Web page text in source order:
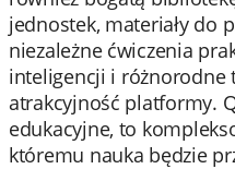
jednostek, materiały do
niezależne ćwiczenia
inteligencji i różnorodne
atrakcyjność platformy.
edukacyjne, to
któremu nauka będzie